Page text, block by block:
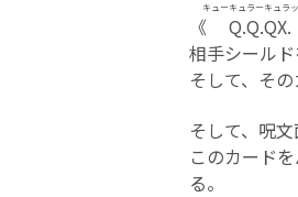
《 Q.Q.QX.
キューキュラーキュラ
相手シール
そして、そ
そして、呪
このカード
る。